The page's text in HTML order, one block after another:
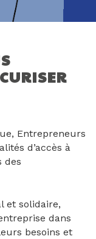
Entrepreneurs
d’accès à
des
et solidaire,
dans
besoins et